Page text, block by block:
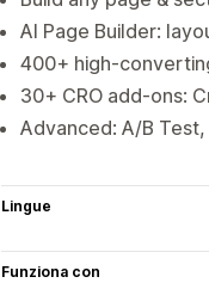
AI Page Builder:
400+ high-
30+ CRO add-ons:
Advanced: A/B
Lingue
Funziona con